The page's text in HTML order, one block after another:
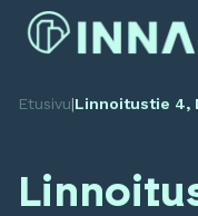
Etusivu|Linnoitustie 4,